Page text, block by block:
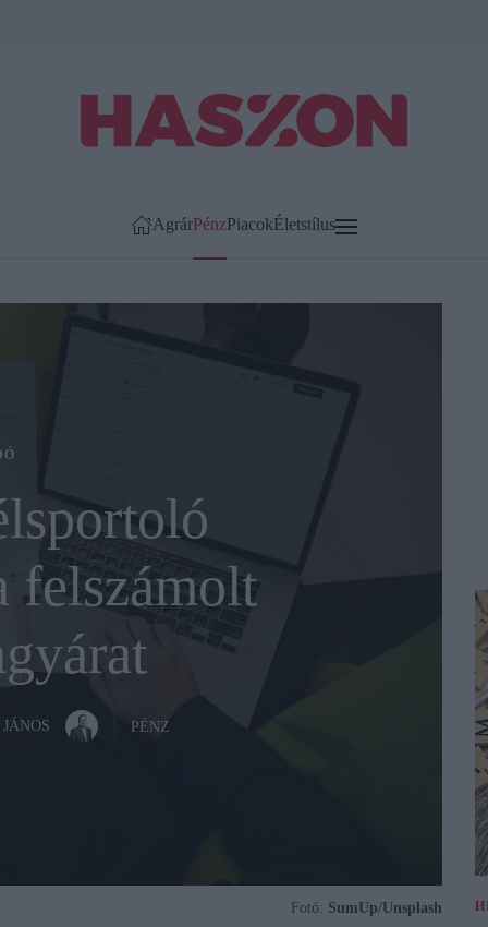
AgrárPénzPiacokÉletstílus
felszámolt
PÉNZ
Fotó: SumUp/Unsplash